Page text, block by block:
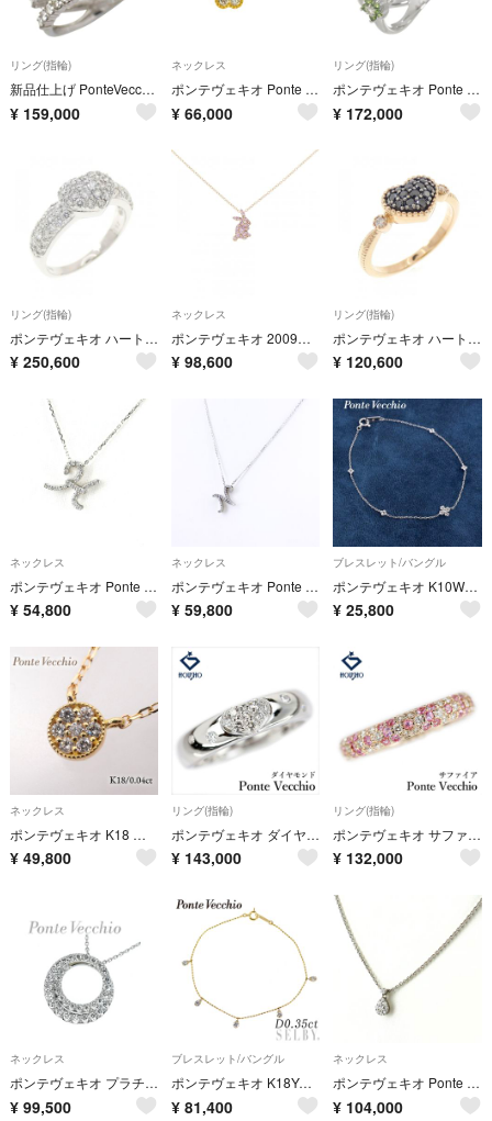
リング(指輪)
新品仕上げ PonteVecchio ポンテヴェキオ 0.66ct ダイヤモンド ダイヤ リング Pt900 4号 4753
¥ 159,000
ネックレス
ポンテヴェキオ Ponte Vecchio ダイヤ 0.15ct ネックレス 40cm K18 YG イエローゴールド 750 花 90331579
¥ 66,000
リング(指輪)
ポンテヴェキオ Ponte Vecchio 8号 リング ダイヤ 0.36ct ガーネット 0.25ct K18 WG ホワイトゴールド 750 指輪 90330258
¥ 172,000
リング(指輪)
ポンテヴェキオ ハート リング 0.67CT
¥ 250,600
ネックレス
ポンテヴェキオ 2009年クリスマスコレクション ネックレス 0.16CT
¥ 98,600
リング(指輪)
ポンテヴェキオ ハート ダイヤモンド リング 0.02CT
¥ 120,600
ネックレス
ポンテヴェキオ Ponte Vecchio メレダイヤ WG ホワイトゴールド ペンダント ダイヤモンド ネックレス K18 WG 750 レディース 【中古】
¥ 54,800
ネックレス
ポンテヴェキオ Ponte Vecchio メレダイヤ WG ホワイトゴールド ペンダント ネックレス K18 WG ダイヤモンド レディース 【中古】
¥ 59,800
ブレスレット/バングル
ポンテヴェキオ K10WG ホワイトトパーズ ブレスレット /26-1590
¥ 25,800
ネックレス
ポンテヴェキオ K18 ラウンド パヴェ ネックレス ダイヤ /26-1589
¥ 49,800
リング(指輪)
ポンテヴェキオ ダイヤモンド リング K18ホワイトゴールド Ponte Vecchio ハート パヴェ 中古 宝正 908629
¥ 143,000
リング(指輪)
ポンテヴェキオ サファイア エテルノ リング ダイヤモンド K18ピンクゴールド Ponte Vecchio パヴェ 花 フラワー 植物 ボタニカル 中古 宝正 908640
¥ 132,000
ネックレス
ポンテヴェキオ プラチナ999綺麗なダイヤモンドネックレス 0.36ct送料無料
¥ 99,500
ブレスレット/バングル
ポンテヴェキオ K18YG ダイヤモンド ブレスレット 0.35ct ステーション
¥ 81,400
ネックレス
ポンテヴェキオ Ponte Vecchio メレダイヤ ペンダント ネックレス K18 ダイヤモンド レディース 【中古】
¥ 104,000